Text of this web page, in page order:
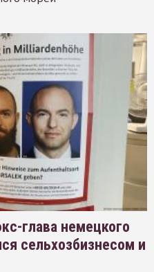
глава немецкого
сельхозбизнесом и